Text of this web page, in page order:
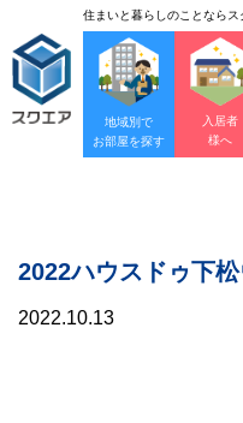
住まいと暮らしのことなら
地域別で
お部屋を探す
入居者
様へ
2022ハウスドゥ下松
2022.10.13